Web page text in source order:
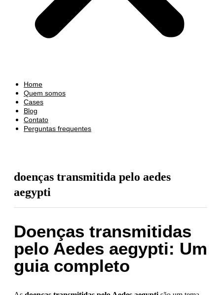
Home
Quem somos
Cases
Blog
Contato
Perguntas frequentes
doenças transmitida pelo aedes
aegypti
Doenças transmitidas
pelo Aedes aegypti: Um
guia completo